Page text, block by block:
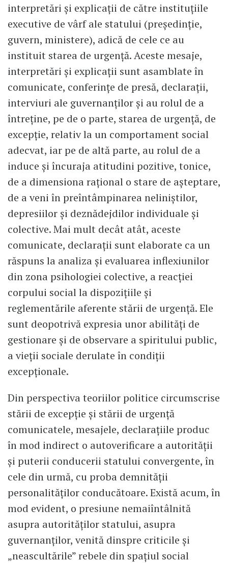
interpretări și explicații de către instituțiile
executive de vârf ale statului (președinție,
guvern, ministere), adică de cele ce au
instituit starea de urgență. Aceste mesaje,
interpretări și explicații sunt asamblate în
comunicate, conferințe de presă, declarații,
interviuri ale guvernanților și au rolul de a
întreține, pe de o parte, starea de urgență, de
excepție, relativ la un comportament social
adecvat, iar pe de altă parte, au rolul de a
induce și încuraja atitudini pozitive, tonice,
de a dimensiona rațional o stare de așteptare,
de a veni în preîntâmpinarea neliniștilor,
depresiilor și deznădejdilor individuale și
colective. Mai mult decât atât, aceste
comunicate, declarații sunt elaborate ca un
răspuns la analiza și evaluarea inflexiunilor
din zona psihologiei colective, a reacției
corpului social la dispozițiile și
reglementările aferente stării de urgență. Ele
sunt deopotrivă expresia unor abilități de
gestionare și de observare a spiritului public,
a vieții sociale derulate în condiții
excepționale.
Din perspectiva teoriilor politice circumscrise
stării de excepție și stării de urgență
comunicatele, mesajele, declarațiile produc
în mod indirect o autoverificare a autorității
și puterii conducerii statului convergente, în
cele din urmă, cu proba demnității
personalităților conducătoare. Există acum, în
mod evident, o presiune nemaiîntâlnită
asupra autorităților statului, asupra
guvernanților, venită dinspre criticile și
„neascultările” rebele din spațiul social